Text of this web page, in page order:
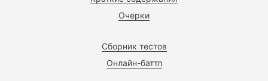
Очерки
Сборник тестов
Онлайн-баттл